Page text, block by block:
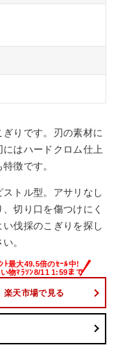
りです。刃の素材に
はハードクロム仕上
徴です。
トル型。アサリなし
切り口を傷つけにく
伐採のこぎりを探し
。
楽天市場で見る